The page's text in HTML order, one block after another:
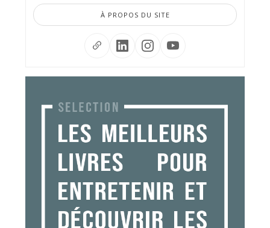
À PROPOS DU SITE